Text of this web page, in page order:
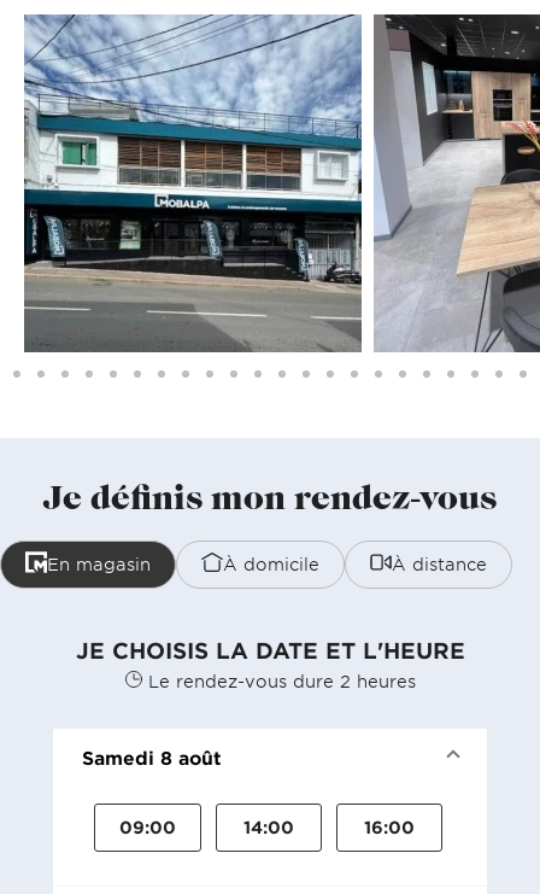
Je définis mon rendez-vous
En magasin À domicile À distance
JE CHOISIS LA DATE ET L'HEURE
Le rendez-vous dure 2 heures
Samedi 8 août
09:00 14:00 16:00